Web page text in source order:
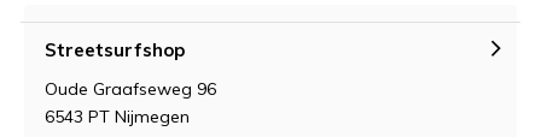
Streetsurfshop
Oude Graafseweg 96
6543 PT Nijmegen